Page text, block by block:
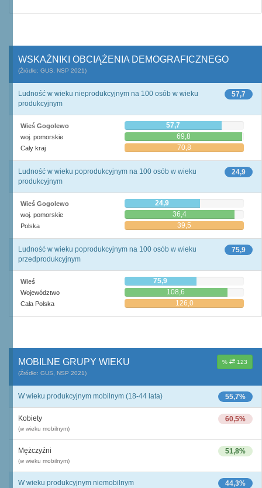
WSKAŹNIKI OBCIĄŻENIA DEMOGRAFICZNEGO
(Źródło: GUS, NSP 2021)
57,7
Ludność w wieku nieprodukcyjnym na 100 osób w wieku
produkcyjnym
Wieś Gogolewo 57,7
woj. pomorskie 69,8
Cały kraj 70,8
24,9
Ludność w wieku poprodukcyjnym na 100 osób w wieku
produkcyjnym
Wieś Gogolewo 24,9
woj. pomorskie 36,4
Polska 39,5
75,9
Ludność w wieku poprodukcyjnym na 100 osób w wieku
przedprodukcyjnym
Wieś 75,9
Województwo 108,6
Cała Polska 126,0
% 123
MOBILNE GRUPY WIEKU
(Źródło: GUS, NSP 2021)
55,7%
W wieku produkcyjnym mobilnym (18-44 lata)
60,5%
Kobiety
(w wieku mobilnym)
51,8%
Mężczyźni
(w wieku mobilnym)
44,3%
W wieku produkcyjnym niemobilnym